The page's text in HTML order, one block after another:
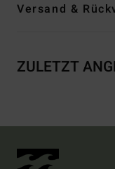
Versand &
ZULETZT